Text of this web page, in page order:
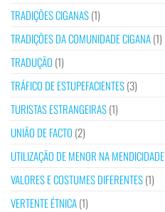
TRADIÇÕES CIGANAS(1)
TRADIÇÕES DA COMUNIDADE CIGANA(1)
TRADUÇÃO (1)
TRÁFICO DE ESTUPEFACIENTES(3)
TURISTAS ESTRANGEIRAS(1)
UNIÃO DE FACTO (2)
UTILIZAÇÃO DE MENOR NA MENDICIDADE
VALORES E COSTUMES DIFERENTES(1)
VERTENTE ÉTNICA(1)